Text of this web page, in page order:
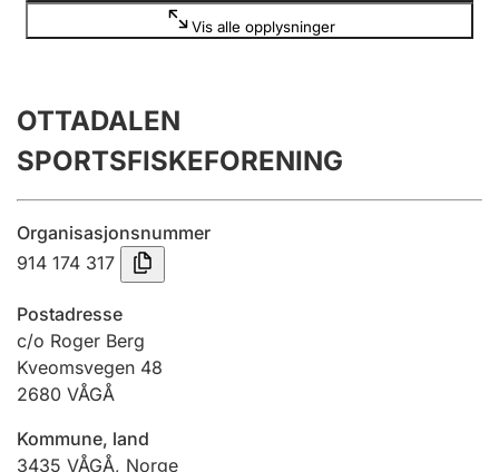
Innsending og forsinkelsesgebyr
Tinglysing
Jeger
Betaling og jegeravgiftskort
Ektepaktveileder
Vis alle opplysninger
OTTADALEN
SPORTSFISKEFORENING
Organisasjonsnummer
914 174 317
Postadresse
c/o Roger Berg
Kveomsvegen 48
2680 VÅGÅ
Kommune, land
3435 VÅGÅ, Norge